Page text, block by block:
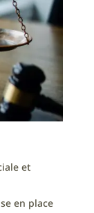
et
en place